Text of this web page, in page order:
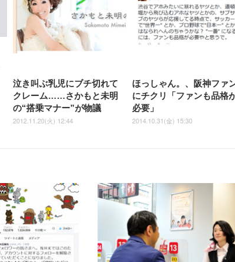
泣き叫ぶ乳児にブチ切れて
クレーム……さかもと未明
の“搭乗マナー”が物議
2012.11.20(火) 12:44
ほっしゃん。、阪神ファ
にチクリ「ファンも品格
必要」
2014.10.31(金) 15:30